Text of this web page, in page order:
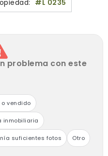
#L 0235
problema con este
vendido
inmobiliaria
suficientes fotos Otro